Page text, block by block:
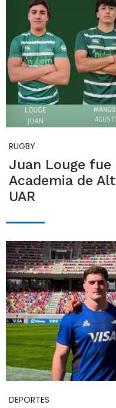
RUGBY
Juan Louge
Academia de
UAR
DEPORTES